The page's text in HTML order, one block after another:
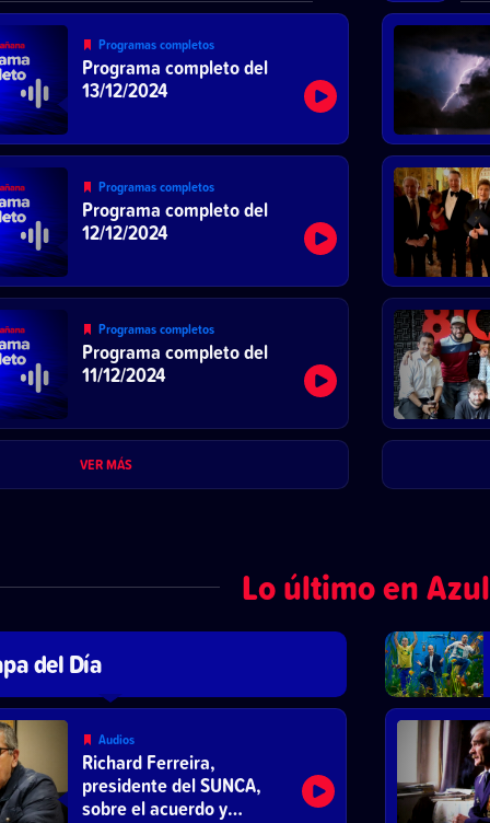
Programas completos
Programa completo del
13/12/2024
Programas completos
Programa completo del
12/12/2024
Programas completos
Programa completo del
11/12/2024
VER MÁS
Lo último en Azul
del Día
Audios
Richard Ferreira,
presidente del SUNCA,
sobre el acuerdo y